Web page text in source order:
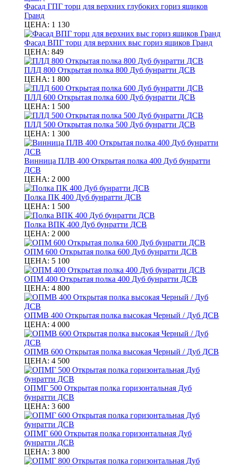
Фасад ГПГ торц для верхних глубоких гориз ящиков
Гранд
ЦЕНА: 1 130
Фасад ВПГ торц для верхних выс гориз ящиков Гранд
ЦЕНА: 849
ПЛД 800 Открытая полка 800 Дуб бунратти ДСВ
ЦЕНА: 1 800
ПЛД 600 Открытая полка 600 Дуб бунратти ДСВ
ЦЕНА: 1 500
ПЛД 500 Открытая полка 500 Дуб бунратти ДСВ
ЦЕНА: 1 300
Винница ПЛВ 400 Открытая полка 400 Дуб бунратти
ДСВ
ЦЕНА: 2 000
Полка ПК 400 Дуб бунратти ДСВ
ЦЕНА: 1 500
Полка ВПК 400 Дуб бунратти ДСВ
ЦЕНА: 2 000
ОПМ 600 Открытая полка 600 Дуб бунратти ДСВ
ЦЕНА: 5 100
ОПМ 400 Открытая полка 400 Дуб бунратти ДСВ
ЦЕНА: 4 800
ОПМВ 400 Открытая полка высокая Черный / Дуб ДСВ
ЦЕНА: 4 000
ОПМВ 600 Открытая полка высокая Черный / Дуб ДСВ
ЦЕНА: 4 500
ОПМГ 500 Открытая полка горизонтальная Дуб
бунратти ДСВ
ЦЕНА: 3 600
ОПМГ 600 Открытая полка горизонтальная Дуб
бунратти ДСВ
ЦЕНА: 3 800